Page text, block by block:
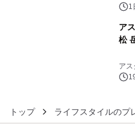
1
ア
松
アス
トップ ライフスタイルのプ